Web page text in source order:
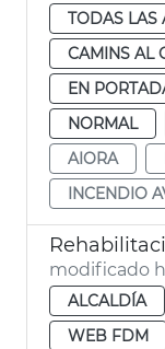
TODAS LAS
CAMINS AL
EN
NORMAL
AIORA
INCENDIO
modificado
ALCALDÍA
WEB FDM